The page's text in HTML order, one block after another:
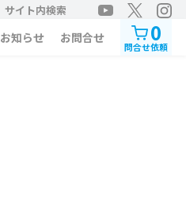
サイト内検索
お知らせ お問合せ 0
問合せ依頼